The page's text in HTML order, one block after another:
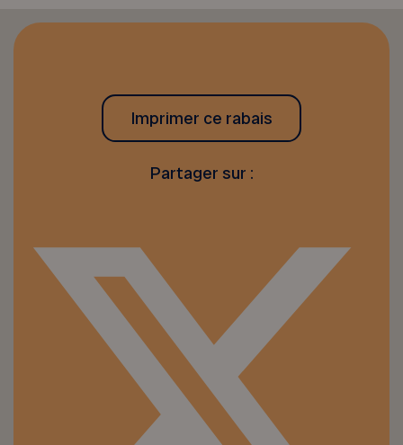
Imprimer ce rabais
Partager sur :